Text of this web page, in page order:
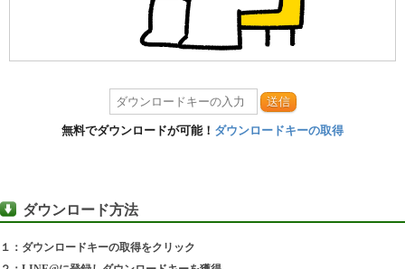
送信
無料でダウンロードが可能！ ダウンロードキーの取得
ダウンロード方法
１：ダウンロードキーの取得をクリック